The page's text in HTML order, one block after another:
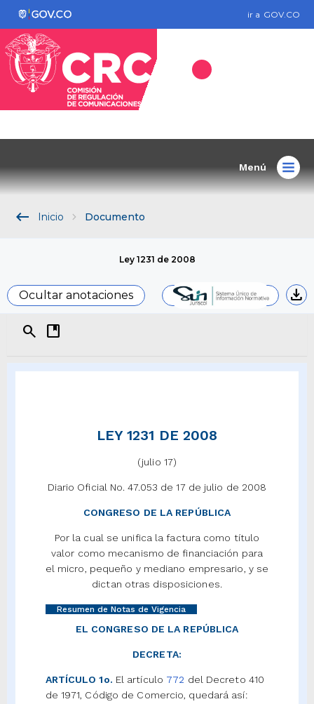
ir a GOV.CO
Menú
keyboard_backspace Inicio Documento
Ley 1231 de 2008
Ocultar anotaciones
download
search developer_guide
LEY 1231 DE 2008
(julio 17)
Diario Oficial No. 47.053 de 17 de julio de 2008
CONGRESO DE LA REPÚBLICA
Por la cual se unifica la factura como título
valor como mecanismo de financiación para
el micro, pequeño y mediano empresario, y se
dictan otras disposiciones.
Resumen de Notas de Vigencia
EL CONGRESO DE LA REPÚBLICA
DECRETA:
ARTÍCULO 1o. El artículo 772 del Decreto 410
de 1971, Código de Comercio, quedará así: